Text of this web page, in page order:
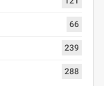
66
239
288